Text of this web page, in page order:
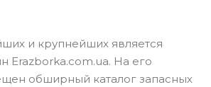
и крупнейших является
Erazborka.com.ua. На его
обширный каталог запасных